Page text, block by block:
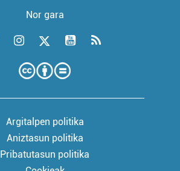
Nor gara
Argitalpen politika
Aniztasun politika
Pribatutasun politika